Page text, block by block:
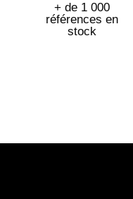
+ de 1 000
références en
stock